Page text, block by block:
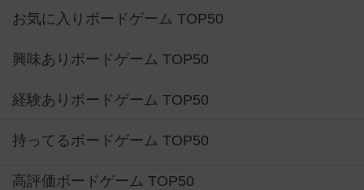
お気に入りボードゲーム TOP50
興味ありボードゲーム TOP50
経験ありボードゲーム TOP50
持ってるボードゲーム TOP50
高評価ボードゲーム TOP50